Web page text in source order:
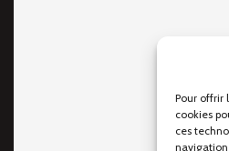
Pour offrir
cookies
ces
navigation